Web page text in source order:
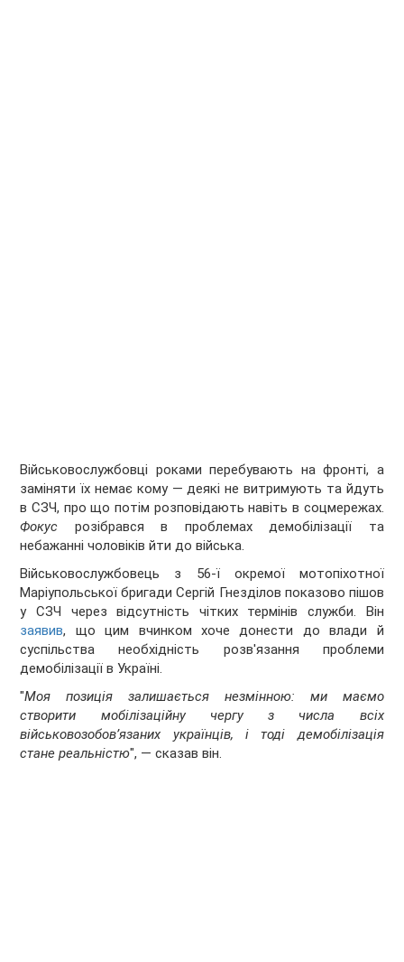
Військовослужбовці роками перебувають на фронті, а
заміняти їх немає кому — деякі не витримують та йдуть
в СЗЧ, про що потім розповідають навіть в соцмережах.
Фокус розібрався в проблемах демобілізації та
небажанні чоловіків йти до війська.
Військовослужбовець з 56-ї окремої мотопіхотної
Маріупольської бригади Сергій Гнезділов показово пішов
у СЗЧ через відсутність чітких термінів служби. Він
заявив, що цим вчинком хоче донести до влади й
суспільства необхідність розв'язання проблеми
демобілізації в Україні.
"Моя позиція залишається незмінною: ми маємо
створити мобілізаційну чергу з числа всіх
військовозобовʼязаних українців, і тоді демобілізація
стане реальністю", — сказав він.